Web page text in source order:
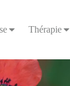
Thérapie